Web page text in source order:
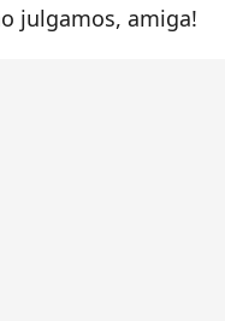
julgamos, amiga!